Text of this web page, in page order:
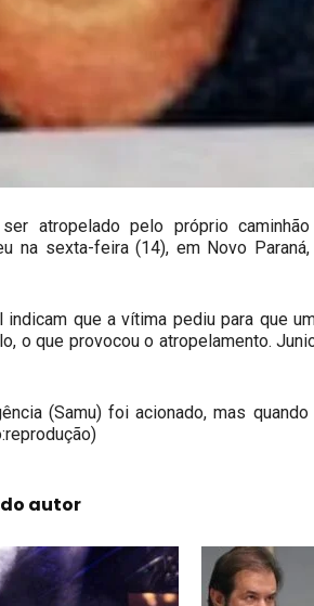
atropelado pelo próprio
na sexta-feira (14), em Novo
que a vítima pediu para que
o que provocou o atropelamento.
(Samu) foi acionado, mas
autor